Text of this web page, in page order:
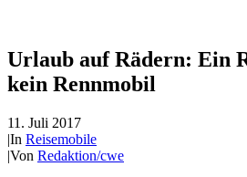
Urlaub auf Rädern: Ein
kein Rennmobil
11. Juli 2017
|In Reisemobile
|Von Redaktion/cwe